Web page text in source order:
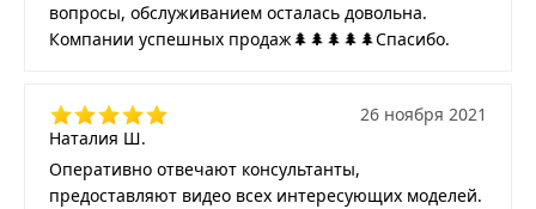
вопросы, обслуживанием осталась довольна.
Компании успешных продаж🌲🌲🌲🌲🌲Спасибо.
Наталия Ш.
26 ноября 2021
Оперативно отвечают консультанты,
предоставляют видео всех интересующих моделей.